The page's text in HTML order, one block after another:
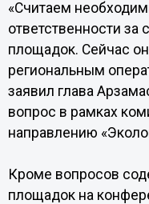
«Считаем
ответственности
площадок. Сейчас
региональным
заявил глава
вопрос в рамках
направлению
Кроме вопросов
площадок на